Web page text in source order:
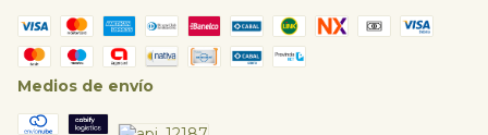
Medios de envío